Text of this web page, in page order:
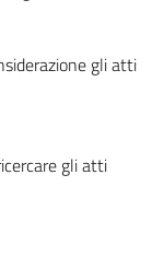
gli atti
gli atti